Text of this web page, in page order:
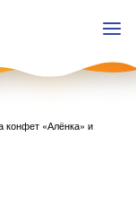
конфет «Алёнка» и